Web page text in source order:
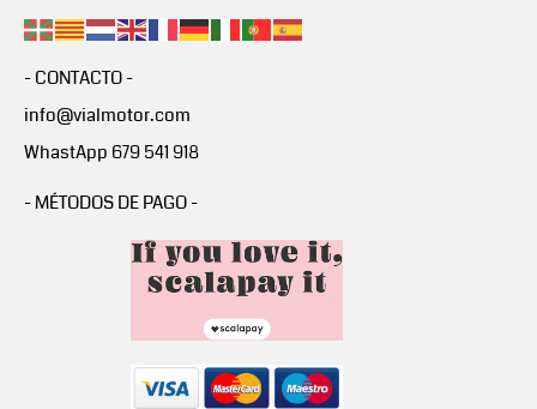
- CONTACTO -
info@vialmotor.com
WhastApp 679 541 918
- MÉTODOS DE PAGO -